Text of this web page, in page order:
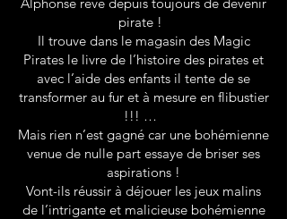
pirate !
Il trouve dans le magasin des Magic
Pirates le livre de l’histoire des pirates et
avec l’aide des enfants il tente de se
transformer au fur et à mesure en flibustier
!!! …
Mais rien n’est gagné car une bohémienne
venue de nulle part essaye de briser ses
aspirations !
Vont-ils réussir à déjouer les jeux malins
de l’intrigante et malicieuse bohémienne